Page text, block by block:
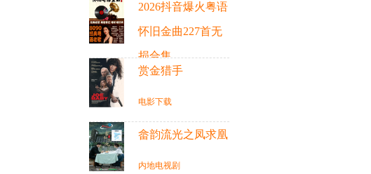
2026抖音爆火粤语
怀旧金曲227首无
损合集
赏金猎手
电影下载
畲韵流光之凤求凰
内地电视剧